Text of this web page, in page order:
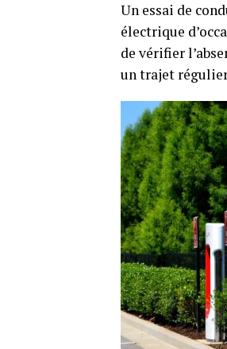
Un essai de
électrique
de vérifier
un trajet